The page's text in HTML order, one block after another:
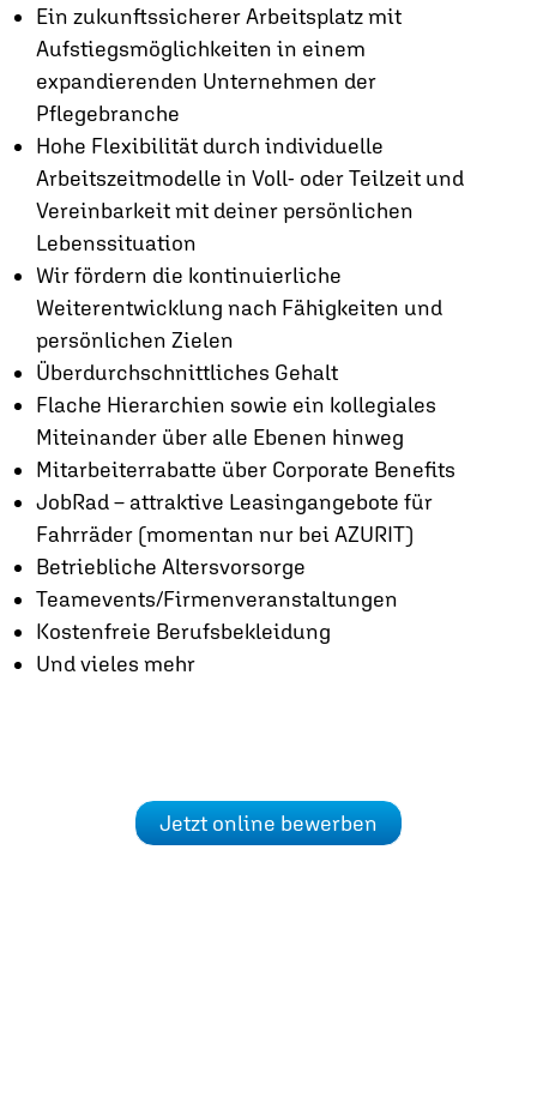
Ein zukunftssicherer Arbeitsplatz mit
Aufstiegsmöglichkeiten in einem
expandierenden Unternehmen der
Pflegebranche
Hohe Flexibilität durch individuelle
Arbeitszeitmodelle in Voll- oder Teilzeit und
Vereinbarkeit mit deiner persönlichen
Lebenssituation
Wir fördern die kontinuierliche
Weiterentwicklung nach Fähigkeiten und
persönlichen Zielen
Überdurchschnittliches Gehalt
Flache Hierarchien sowie ein kollegiales
Miteinander über alle Ebenen hinweg
Mitarbeiterrabatte über Corporate Benefits
JobRad – attraktive Leasingangebote für
Fahrräder (momentan nur bei AZURIT)
Betriebliche Altersvorsorge
Teamevents/Firmenveranstaltungen
Kostenfreie Berufsbekleidung
Und vieles mehr
Jetzt online bewerben